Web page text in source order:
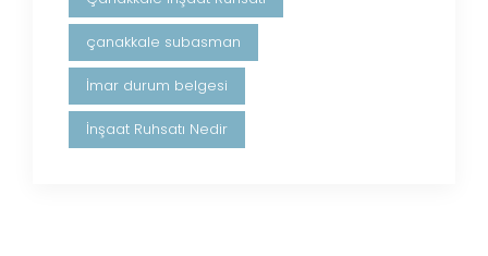
çanakkale subasman
İmar durum belgesi
İnşaat Ruhsatı Nedir